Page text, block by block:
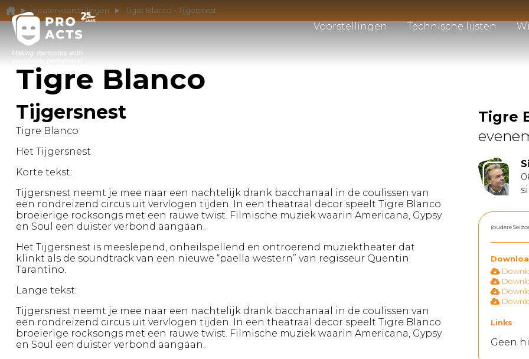
Voorstellingen Technische lijsten
Theatervoorstellingen Tigre Blanco - Tijgersnest
Tigre Blanco
Tijgersnest
Tigre Blanco
Het Tijgersnest
Korte tekst:
Tijgersnest neemt je mee naar een nachtelijk drank bacchanaal in de coulissen van
een rondreizend circus uit vervlogen tijden. In een theatraal decor speelt Tigre Blanco
broeierige rocksongs met een rauwe twist. Filmische muziek waarin Americana, Gypsy
en Soul een duister verbond aangaan.
Het Tijgersnest is meeslepend, onheilspellend en ontroerend muziektheater dat
klinkt als de soundtrack van een nieuwe “paella western” van regisseur Quentin
Tarantino.
Lange tekst:
Tijgersnest neemt je mee naar een nachtelijk drank bacchanaal in de coulissen van
een rondreizend circus uit vervlogen tijden. In een theatraal decor speelt Tigre Blanco
broeierige rocksongs met een rauwe twist. Filmische muziek waarin Americana, Gypsy
en Soul een duister verbond aangaan.
Tigre
(oudere
Links
Geen